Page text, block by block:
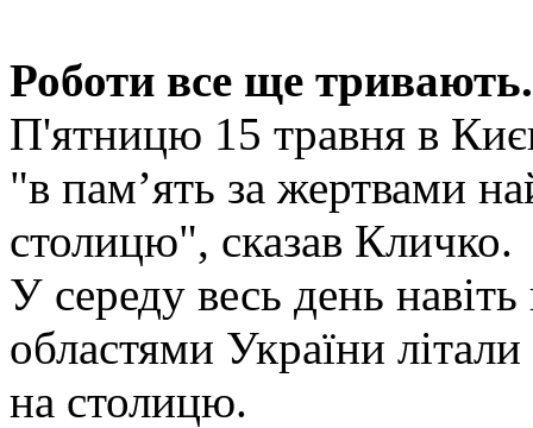
Роботи все ще тривають.
П'ятницю 15 травня в
"в памʼять за жертвами
столицю", сказав Кличко.
У середу весь день
областями України
на столицю.